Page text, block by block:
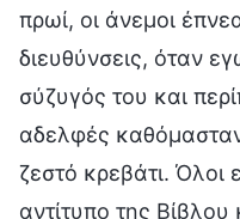
πρωί, οι άνεμοι
διευθύνσεις, όταν
σύζυγός του και
αδελφές
ζεστό κρεβάτι. Όλοι
αντίτυπο της